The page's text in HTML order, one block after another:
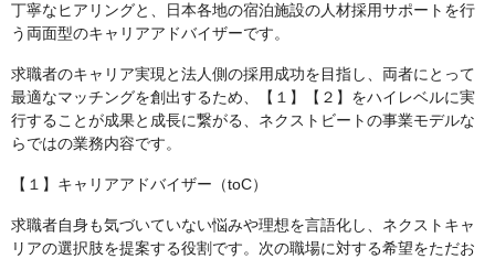
丁寧なヒアリングと、日本各地の宿泊施設の人材採用サポートを行
う両面型のキャリアアドバイザーです。
求職者のキャリア実現と法人側の採用成功を目指し、両者にとって
最適なマッチングを創出するため、【１】【２】をハイレベルに実
行することが成果と成長に繋がる、ネクストビートの事業モデルな
らではの業務内容です。
【１】キャリアアドバイザー（toC）
求職者自身も気づいていない悩みや理想を言語化し、ネクストキャ
リアの選択肢を提案する役割です。次の職場に対する希望をただお